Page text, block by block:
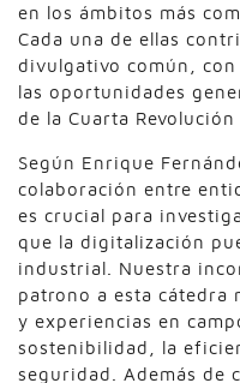
en los ámbitos más
Cada una de ellas
divulgativo común,
las oportunidades
de la Cuarta
Según Enrique
colaboración entre
es crucial para
que la digitalización
industrial. Nuestra
patrono a esta cátedra
y experiencias en
sostenibilidad, la
seguridad. Además de